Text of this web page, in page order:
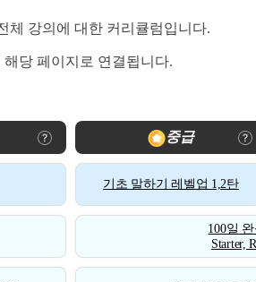
체 강의에 대한 커리큘럼입니다.
당 페이지로 연결됩니다.
중급
기초 말하기 레벨업 1,2탄
100일
Starter,